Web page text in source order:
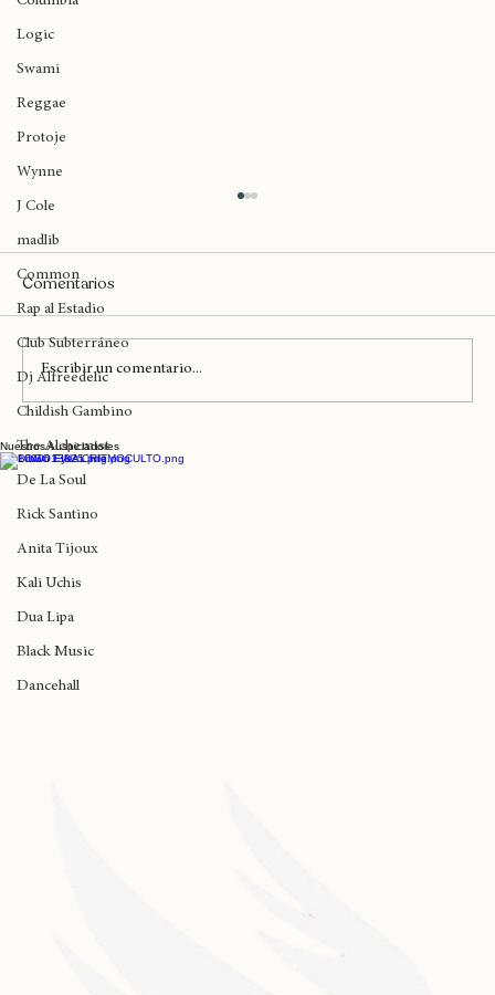
Columbia
Logic
Swami
Reggae
Protoje
Wynne
J Cole
madlib
Common
Rap al Estadio
Club Subterráneo
Dj Alfreedelic
Childish Gambino
The Alchemist
De La Soul
Rick Santino
Anita Tijoux
Kali Uchis
Dua Lipa
Black Music
Mucho Muchacho acaba su tercera
preventa en Santiago
Comentarios
Nuestros Auspiciadores